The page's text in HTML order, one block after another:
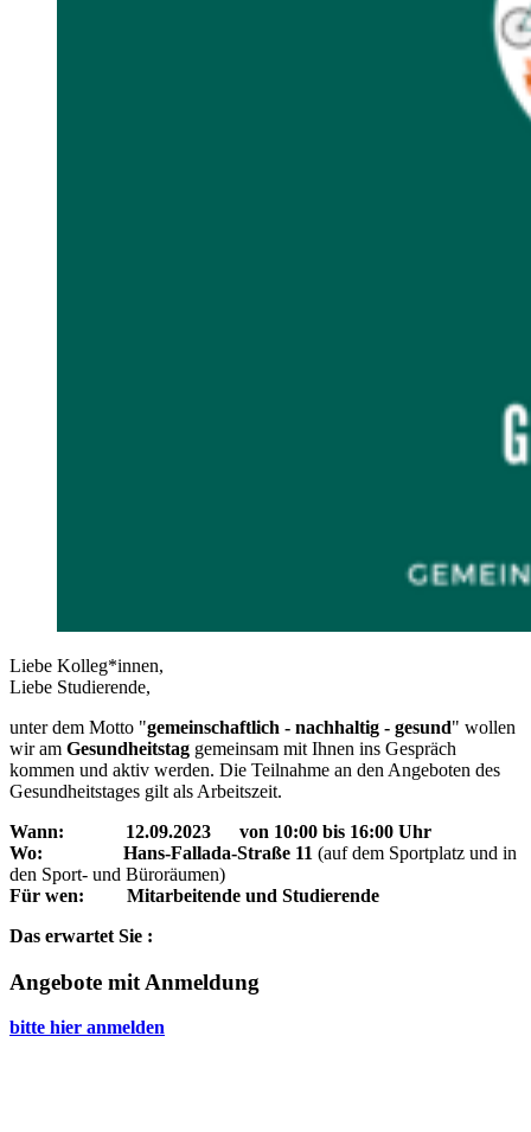
Liebe Kolleg*innen,
Liebe Studierende,
unter dem Motto "gemeinschaftlich - nachhaltig - gesund" wollen
wir am Gesundheitstag gemeinsam mit Ihnen ins Gespräch
kommen und aktiv werden. Die Teilnahme an den Angeboten des
Gesundheitstages gilt als Arbeitszeit.
Wann: 12.09.2023 von 10:00 bis 16:00 Uhr
Wo: Hans-Fallada-Straße 11 (auf dem Sportplatz und in
den Sport- und Büroräumen)
Für wen: Mitarbeitende und Studierende
Das erwartet Sie :
Angebote mit Anmeldung
bitte hier anmelden